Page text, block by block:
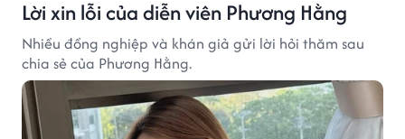
Lời xin lỗi của diễn viên Phương Hằng
Nhiều đồng nghiệp và khán giả gửi lời hỏi thăm sau
chia sẻ của Phương Hằng.